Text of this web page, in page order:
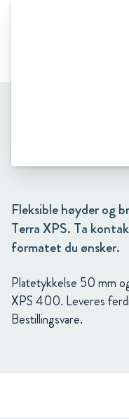
Fleksible høyder og
Terra XPS. Ta
formatet du ønsker.
Platetykkelse 50 mm
XPS 400. Leveres
Bestillingsvare.